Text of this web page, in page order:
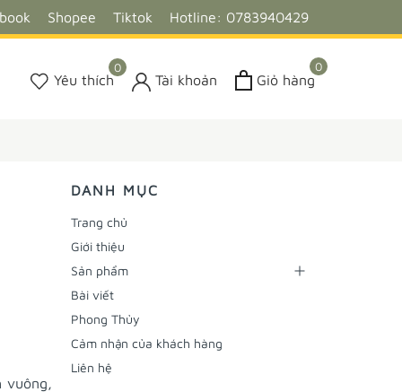
Shopee Tiktok Hotline: 0783940429
0
Yêu thích Tài khoản
0
Giỏ hàng
vuông,
DANH MỤC
Trang chủ
Giới thiệu
Sản phẩm
Bài viết
Phong Thủy
Cảm nhận của khách hàng
Liên hệ